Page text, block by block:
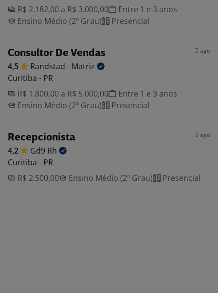
R$ 2.182,00 a R$ 3.000,00
Entre 1 e 3 anos
Ensino Médio (2º Grau)
Presencial
Consultor De Vendas 5 ago
4,5 Randstad - Matriz
Curitiba - PR
R$ 1.800,00 a R$ 5.000,00
Entre 1 e 3 anos
Ensino Médio (2º Grau)
Presencial
Recepcionista 5 ago
4,2 Gd9 Rh
Curitiba - PR
R$ 2.500,00
Ensino Médio (2º Grau) Presencial